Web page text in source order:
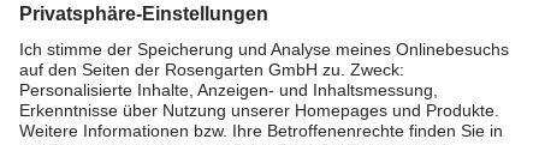
Mail-
Adresse:
*
Impressum Datenschutz
Stiftung
Interne Meldestelle
Zahlungsmittel
Barrierefreiheitserklärung
Vertrag widerrufen